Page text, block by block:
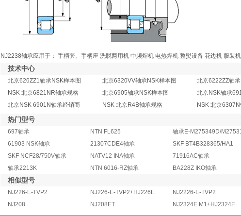
NJ2238轴承应用于： 手柄套、手柄座 洗脱两用机 中频焊机 电热焊机 整熨设备 花边机 服装
技术中心
北京626ZZ1轴承NSK样本图 北京6320VV轴承NSK样本图
北京6222ZZ轴
NSK 北京6821NR轴承规格
北京6905轴承NSK样本图
北京NSK轴承
北京NSK 6901N轴承经销商
NSK 北京R4B轴承规格 NSK 北京
热门型号
697轴承 NTN FL625
61903 NSK轴承
21307CDE4轴承 SKF BT4B328365/HA1
SKF NCF28/750V轴承
NATV12 INA轴承 71916AC轴承
轴承2213K
NTN 6016-RZ轴承 BA228Z IKO轴承
相似型号
NJ226-E-TVP2 NJ226-E-TVP2+HJ226E NJ2226-E-TVP2
NJ208
NJ208ET NJ2324E.M1+HJ2324E